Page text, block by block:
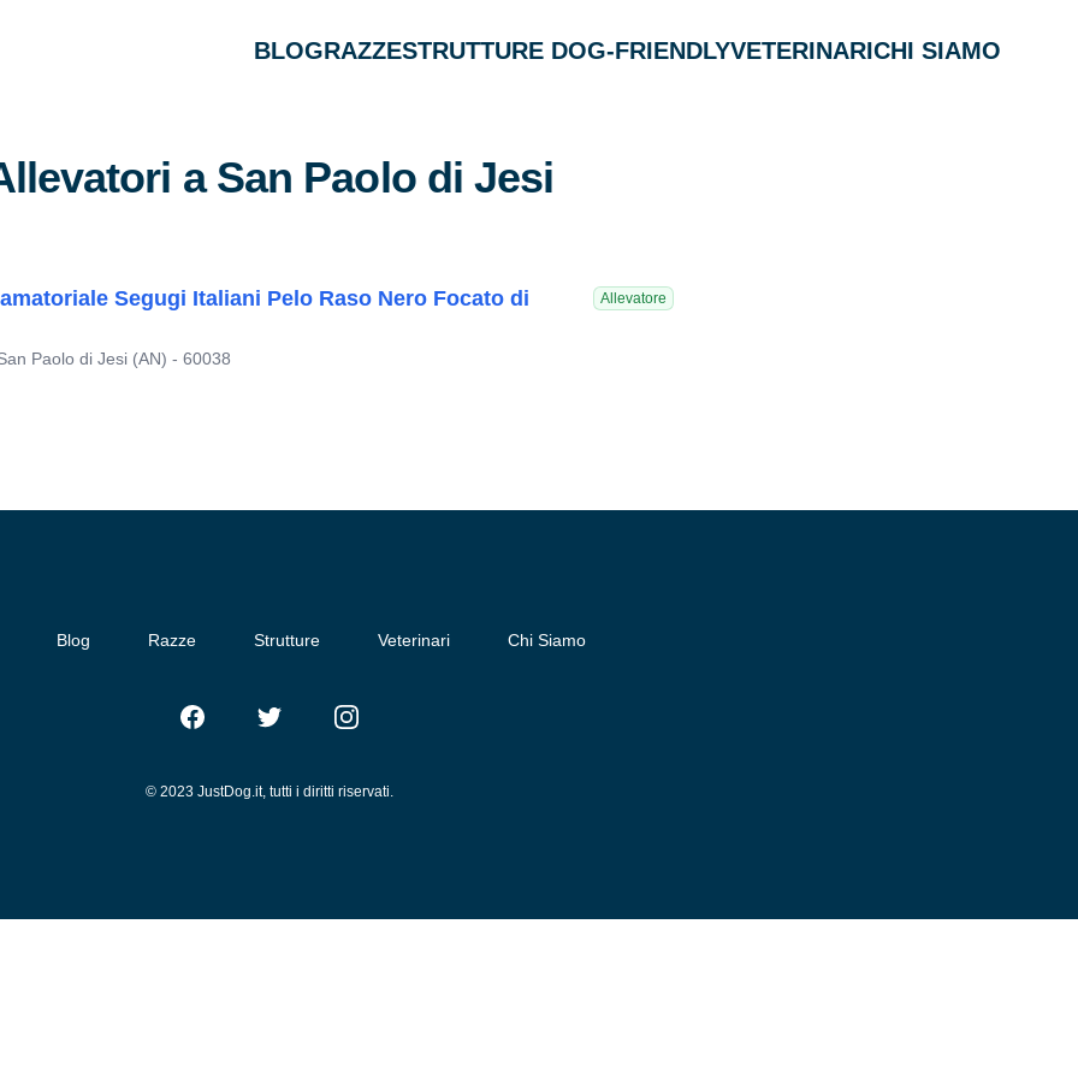
BLOGRAZZESTRUTTURE DOG-FRIENDLYVETERINARICHI SIAMO
a San Paolo di Jesi
Segugi Italiani Pelo Raso Nero Focato di Allevatore
Paolo di Jesi (AN) - 60038
Blog Razze Strutture Veterinari Chi Siamo
FacebookTwitter Instagram
© 2023 JustDog.it, tutti i diritti riservati.